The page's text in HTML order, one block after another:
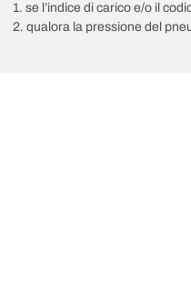
1. se l’indice di carico e/o il
2. qualora la pressione del